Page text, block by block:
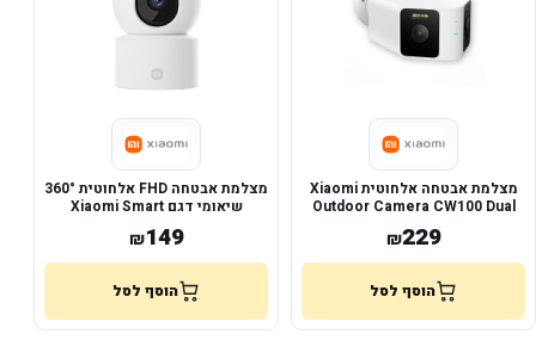
מצלמת אבטחה אלחוטית Xiaomi
Outdoor Camera CW100 Dual
EU
₪229
הוסף לסל
מצלמת אבטחה FHD אלחוטית 360°
שיאומי דגם Xiaomi Smart
Camera C201
₪149
הוסף לסל